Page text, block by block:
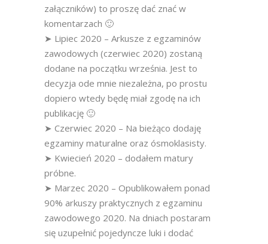
załączników) to proszę dać znać w
komentarzach 🙂
➤ Lipiec 2020 – Arkusze z egzaminów
zawodowych (czerwiec 2020) zostaną
dodane na początku września. Jest to
decyzja ode mnie niezależna, po prostu
dopiero wtedy będę miał zgodę na ich
publikację 🙂
➤ Czerwiec 2020 – Na bieżąco dodaję
egzaminy maturalne oraz ósmoklasisty.
➤ Kwiecień 2020 – dodałem matury
próbne.
➤ Marzec 2020 – Opublikowałem ponad
90% arkuszy praktycznych z egzaminu
zawodowego 2020. Na dniach postaram
się uzupełnić pojedyncze luki i dodać